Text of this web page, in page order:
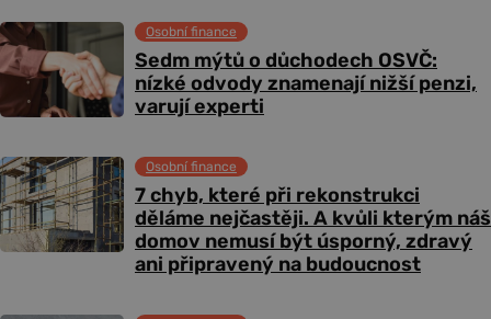
Sedm mýtů o důchodech OSVČ:
nízké odvody znamenají nižší penzi,
varují experti
Osobní finance
7 chyb, které při rekonstrukci
děláme nejčastěji. A kvůli kterým náš
domov nemusí být úsporný, zdravý
ani připravený na budoucnost
Osobní finance